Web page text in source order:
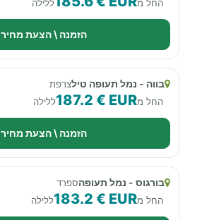
החל מ
ללילה
הזמנה \ הצעת מחיר
בווה - נמל תעופה טילצרפת
החל מ187.2 € EURללילה
הזמנה \ הצעת מחיר
בורגוס - נמל תעופהספרד
החל מ183.2 € EURללילה